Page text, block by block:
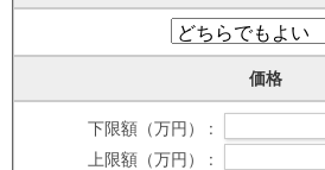
価格
下限額（万円） :
上限額（万円） :